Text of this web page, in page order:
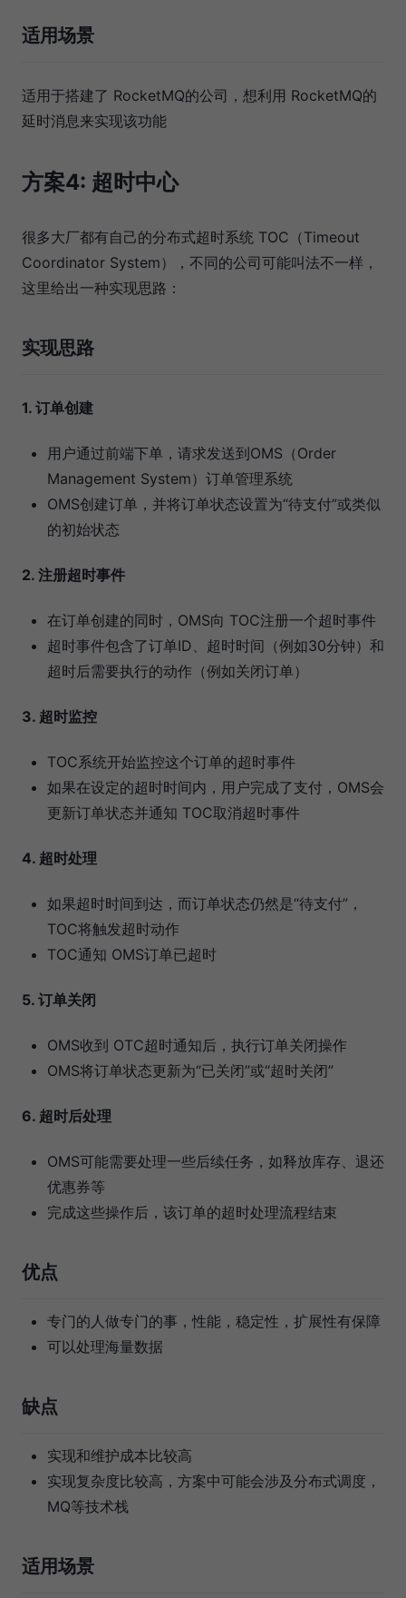
适用场景
适用于搭建了 RocketMQ的公司，想利用 RocketMQ的
延时消息来实现该功能
方案4: 超时中心
很多大厂都有自己的分布式超时系统 TOC（Timeout
Coordinator System），不同的公司可能叫法不一样，
这里给出一种实现思路：
实现思路
1. 订单创建
用户通过前端下单，请求发送到OMS（Order
Management System）订单管理系统
OMS创建订单，并将订单状态设置为“待支付”或类似
的初始状态
2. 注册超时事件
在订单创建的同时，OMS向 TOC注册一个超时事件
超时事件包含了订单ID、超时时间（例如30分钟）和
超时后需要执行的动作（例如关闭订单）
3. 超时监控
TOC系统开始监控这个订单的超时事件
如果在设定的超时时间内，用户完成了支付，OMS会
更新订单状态并通知 TOC取消超时事件
4. 超时处理
如果超时时间到达，而订单状态仍然是“待支付”，
TOC将触发超时动作
TOC通知 OMS订单已超时
5. 订单关闭
OMS收到 OTC超时通知后，执行订单关闭操作
OMS将订单状态更新为“已关闭”或“超时关闭”
6. 超时后处理
OMS可能需要处理一些后续任务，如释放库存、退还
优惠券等
完成这些操作后，该订单的超时处理流程结束
优点
专门的人做专门的事，性能，稳定性，扩展性有保障
可以处理海量数据
缺点
实现和维护成本比较高
实现复杂度比较高，方案中可能会涉及分布式调度，
MQ等技术栈
适用场景